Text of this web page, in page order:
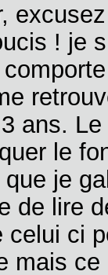
! je
ans.
le
que je
de lire
celui ci
mais